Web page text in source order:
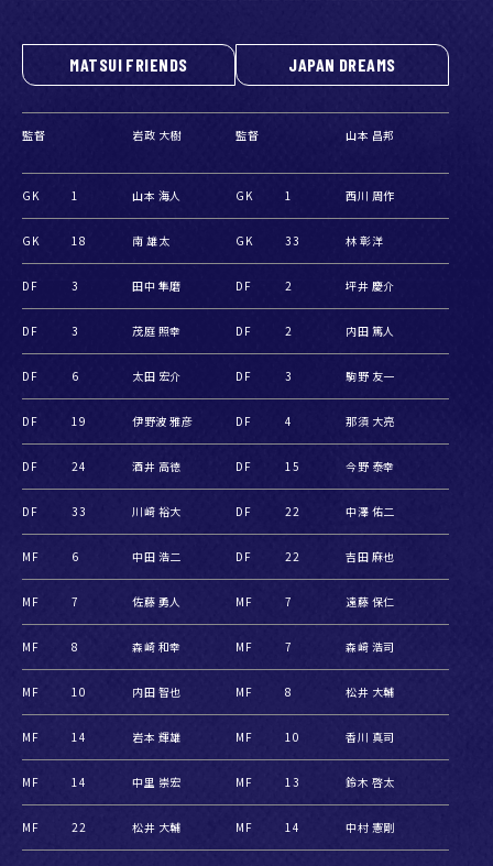
MATSUI FRIENDS
監督 岩政 大樹
GK 1 山本 海人
GK 18 南 雄太
DF 3 田中 隼磨
DF 3 茂庭 照幸
DF 6 太田 宏介
DF 19 伊野波 雅彦
DF 24 酒井 高徳
DF 33 川﨑 裕大
MF 6 中田 浩二
MF 7 佐藤 勇人
MF 8 森崎 和幸
MF 10 内田 智也
MF 14 岩本 輝雄
MF 14 中里 崇宏
MF 22 松井 大輔
JAPAN DREAMS
監督 山本 昌邦
GK 1 西川 周作
GK 33 林 彰洋
DF 2 坪井 慶介
DF 2 内田 篤人
DF 3 駒野 友一
DF 4 那須 大亮
DF 15 今野 泰幸
DF 22 中澤 佑二
DF 22 吉田 麻也
MF 7 遠藤 保仁
MF 7 森﨑 浩司
MF 8 松井 大輔
MF 10 香川 真司
MF 13 鈴木 啓太
MF 14 中村 憲剛